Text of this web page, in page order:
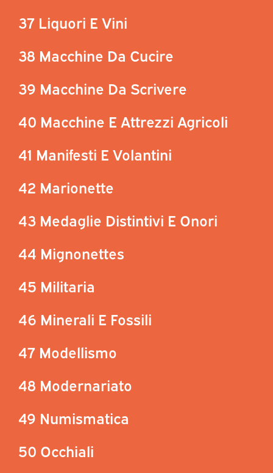
37 Liquori E Vini
38 Macchine Da Cucire
39 Macchine Da Scrivere
40 Macchine E Attrezzi Agricoli
41 Manifesti E Volantini
42 Marionette
43 Medaglie Distintivi E Onori
44 Mignonettes
45 Militaria
46 Minerali E Fossili
47 Modellismo
48 Modernariato
49 Numismatica
50 Occhiali